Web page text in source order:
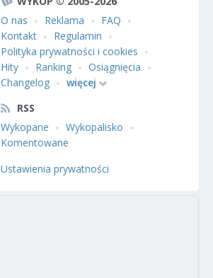
O nas
Reklama
FAQ
Kontakt
Regulamin
Polityka prywatności i cookies
Hity
Ranking
Osiągnięcia
Changelog
więcej
RSS
Wykopane
Wykopalisko
Komentowane
Ustawienia prywatności